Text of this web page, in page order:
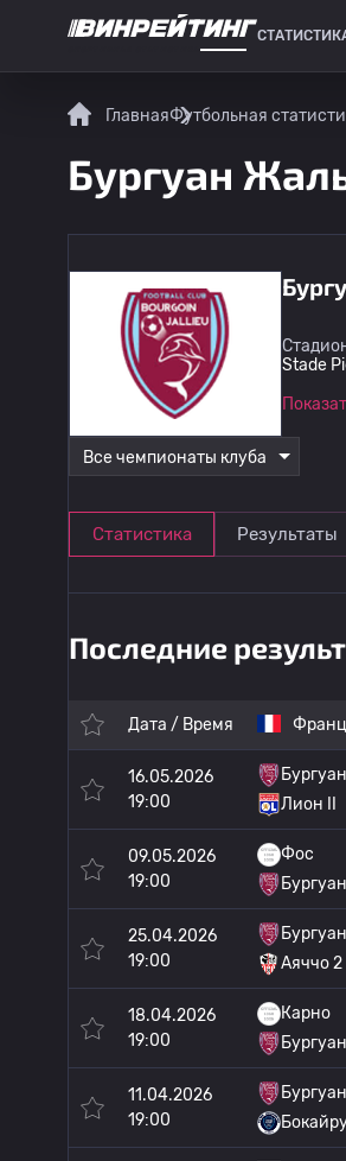
ГлавнаяФутбольная
Бургуан
Stade
Все чемпионаты клуба
Статистика Результаты
Последние
Дата / Время
16.05.2026
19:00
Лион II
09.05.2026
19:00
Фос
25.04.2026
19:00
Аяччо 2
18.04.2026
19:00
Карно
11.04.2026
19:00